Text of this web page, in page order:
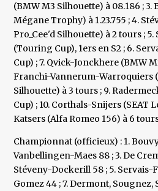
(BMW M3 Silhouette) à 08.186 ;
Mégane Trophy) à 1.23.755 ; 4.
Pro_Cee'd Silhouette) à 2 tours ;
(Touring Cup), 1ers en S2 ; 6.
Cup) ; 7. Qvick-Jonckhere (BMW
Franchi-Vannerum-Warroquiers
Silhouette) à 3 tours ; 9.
Cup) ; 10. Corthals-Snijers (SEAT
Katsers (Alfa Romeo 156) à 6
Championnat (officieux) : 1.
Vanbellingen-Maes 88 ; 3. De
Stéveny-Dockerill 58 ; 5. Servais-
Gomez 44 ; 7. Dermont,